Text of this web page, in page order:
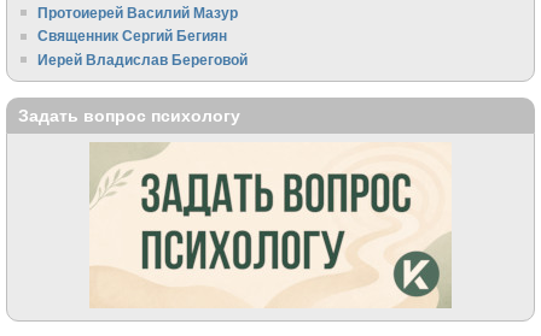
Протоиерей Василий Мазур
Священник Сергий Бегиян
Иерей Владислав Береговой
Задать вопрос психологу